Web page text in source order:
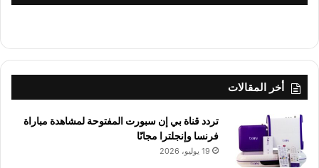
أخر المقالات
تردد قناة بي إن سبورت المفتوحة لمشاهدة مباراة
فرنسا وإنجلترا مجانًا
19 يوليو، 2026